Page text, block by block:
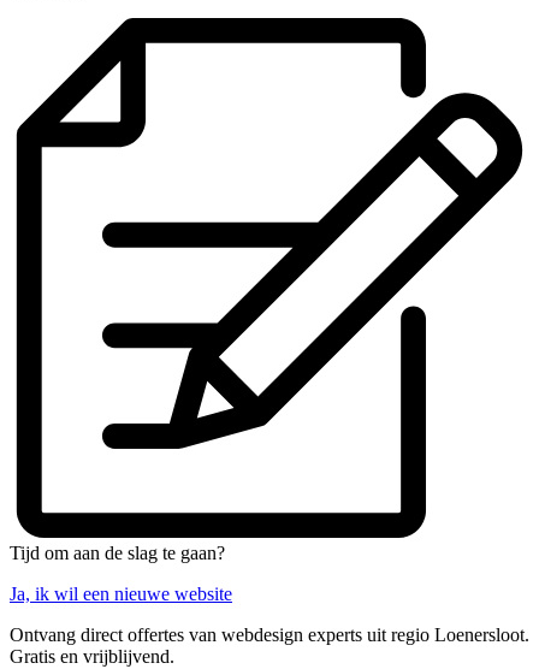
Tijd om aan de slag te gaan?
Ja, ik wil een nieuwe website
Ontvang direct offertes van webdesign experts uit regio Loenersloot.
Gratis en vrijblijvend.